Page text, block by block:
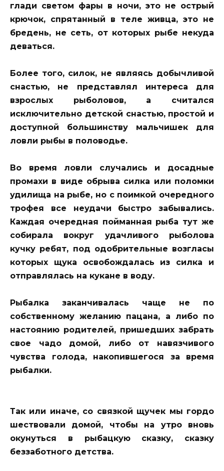
глади светом фары в ночи, это не острый
крючок, спрятанный в теле живца, это не
бредень, не сеть, от которых рыбе некуда
деваться.
Более того, силок, не являясь добычливой
снастью, не представлял интереса для
взрослых рыболовов, а считался
исключительно детской снастью, простой и
доступной большинству мальчишек для
ловли рыбы в половодье.
Во время ловли случались и досадные
промахи в виде обрыва силка или поломки
удилища на рыбе, но с поимкой очередного
трофея все неудачи быстро забывались.
Каждая очередная пойманная рыба тут же
собирала вокруг удачливого рыболова
кучку ребят, под одобрительные возгласы
которых щука освобождалась из силка и
отправлялась на кукане в воду.
Рыбалка заканчивалась чаще не по
собственному желанию пацана, а либо по
настоянию родителей, пришедших забрать
свое чадо домой, либо от навязчивого
чувства голода, накопившегося за время
рыбалки.
Так или иначе, со связкой щучек мы гордо
шествовали домой, чтобы на утро вновь
окунуться в рыбацкую сказку, сказку
беззаботного детства.